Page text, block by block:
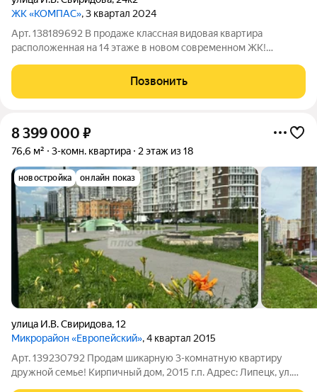
ЖК «КОМПАС», 3 квартал 2024
Арт. 138189692 В продаже классная видовая квартиpа
расположенная на 14 этаже в новом современном ЖК!
пpoживания! Кaждый элемент интepьeра прoдуман
Позвонить
8 399 000 ₽
76,6 м² 3-комн. квартира 2 этаж из 18
новостройка онлайн показ
улица И.В. Свиридова,12
Микрорайон «Европейский», 4 квартал 2015
Арт. 139230792 Продам шикарную 3-комнатную квартиру
дружной семье! Кирпичный дом, 2015 г.п. Адрес: Липецк, ул.